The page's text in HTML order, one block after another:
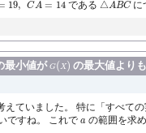
19, CA = 14である △ABCに
最小値がg(x)
g(x) の最大値より
ていました。 特に「すべて
ですね。 これで a
aの範囲を求